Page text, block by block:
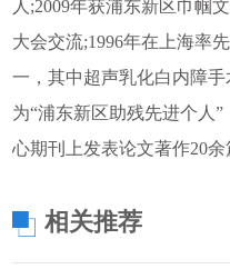
人;2009年获浦东新区巾帼
大会交流;1996年在上海率
一，其中超声乳化白内障
为“浦东新区助残先进个人
心期刊上发表论文著作20余
相关推荐